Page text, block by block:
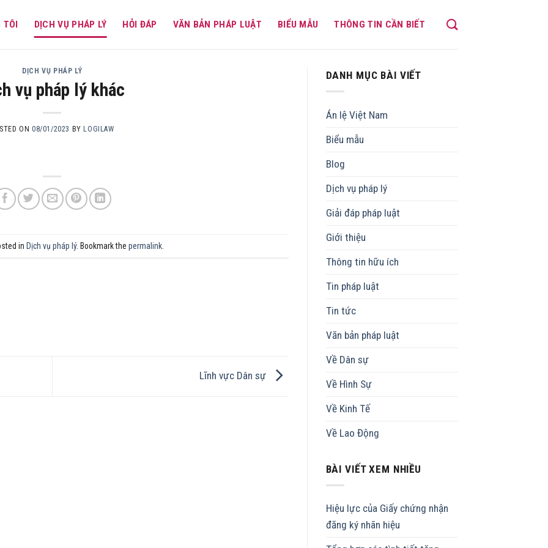
TÔI DỊCH VỤ PHÁP LÝ HỎI ĐÁP VĂN BẢN PHÁP LUẬT BIỂU MẪU THÔNG TIN CẦN BIẾT
DỊCH VỤ PHÁP LÝ
vụ pháp lý khác
ON 08/01/2023 BY LOGILAW
in Dịch vụ pháp lý. Bookmark the permalink.
Lĩnh vực Dân sự
DANH MỤC BÀI VIẾT
Án lệ Việt Nam
Biểu mẫu
Blog
Dịch vụ pháp lý
Giải đáp pháp luật
Giới thiệu
Thông tin hữu ích
Tin pháp luật
Tin tức
Văn bản pháp luật
Về Dân sự
Về Hình Sự
Về Kinh Tế
Về Lao Động
BÀI VIẾT XEM NHIỀU
Hiệu lực của Giấy chứng nhận
đăng ký nhãn hiệu